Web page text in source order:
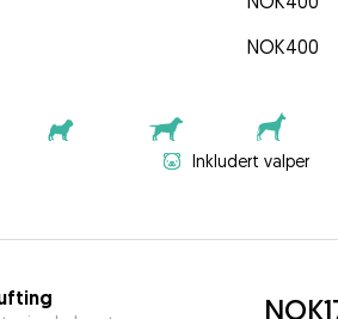
NOK400
Inkludert valper